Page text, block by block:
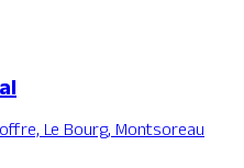
Le Bourg, Montsoreau